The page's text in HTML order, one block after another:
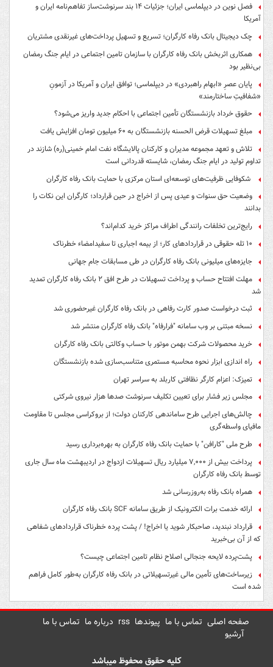
فصل نوین در دیپلماسی ایران؛ جزئیات ۱۴ بند سرنوشت‌ساز تفاهم‌نامه ایران و
آمریکا
چک دیجیتال بانک رفاه کارگران؛ تسریع و تسهیل پرداخت‌های غیرنقدی مشتریان
همکاری اثربخش بانک رفاه کارگران با سازمان تامین اجتماعی در ایام جنگ رمضان
بی‌نظیر بود
پایان عصرِ «ابهام راهبردی» در دیپلماسی؛ توافق ایران و آمریکا در آزمونِ
«شفافیتِ ساختارمند»
حقوق خرداد بازنشستگان تأمین اجتماعی با احکام جدید واریز می‌شود؟
مبلغ تسهیلات قرض الحسنه بازنشستگان به ۶۰ میلیون تومان افزایش یافت
تلاش و تعهد مجموعه مدیران و کارکنان پالایشگاه نفت امام خمینی(ره) شازند در
تداوم تولید در ایام جنگ رمضان، شایسته قدردانی است
شکوفایی ظرفیت‌های توسعه‌ای استان مرکزی با حمایت بانک رفاه کارگران
وضعیت حق سنوات و عیدی پس از اخراج در حین قرارداد؛ کارگران این نکات را
بدانند
رایج‌ترین تخلفات رانندگی اطراف مراکز خرید کدام‌اند؟
۱۰ تله حقوقی در قراردادهای کار؛ از بیمه اجباری تا سفیدامضاء خطرناک
جایزه‌های میلیونی بانک رفاه کارگران در طی مسابقات جام جهانی
مهلت افتتاح حساب و پرداخت تسهیلات در طرح افق ۲ بانک رفاه کارگران تمدید
شد
ثبت درخواست صدور کارت رفاهی در بانک رفاه کارگران غیرحضوری شد
نسخه مبتنی بر وب سامانه "فرارفاه" بانک رفاه کارگران منتشر شد
خرید محصولات شرکت بهمن موتور با حساب وکالتی بانک رفاه کارگران
راه اندازی ابزار نحوه محاسبه مستمری متناسب‌سازی شده بازنشستگان
تمیزک: اعزام کارگر نظافتی کاربلد به سراسر تهران
مجلس زیر فشار برای تعیین تکلیف سرنوشت صدها هزار نیروی شرکتی
چالش‌های اجرایی طرح ساماندهی کارکنان دولت؛ از بروکراسی مجلس تا مقاومت
مافیای واسطه‌گری
طرح ملی "کارافن" با حمایت بانک رفاه کارگران به بهره‌برداری رسید
پرداخت بیش از ۷,۰۰۰ میلیارد ریال تسهیلات ازدواج در اردیبهشت ماه سال جاری
توسط بانک رفاه کارگران
همراه بانک رفاه به‌روزرسانی شد
ارائه خدمت برات الکترونیک از طریق سامانه SCF بانک رفاه کارگران
قرارداد نبندید، صاحبکار شوید یا اخراج! / پشت پرده خطرناک قراردادهای شفاهی
که از آن بی‌خبرید
پشت‌پرده لایحه جنجالی اصلاح نظام تامین اجتماعی چیست؟
زیرساخت‌های تأمین مالی غیرتسهیلاتی در بانک رفاه کارگران به‌طور کامل فراهم
شده است
صفحه اصلی تماس با ما پیوندها rss درباره ما تماس با ما
آرشیو
کلیه حقوق محفوظ میباشد